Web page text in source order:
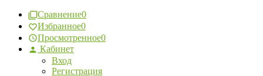
Сравнение0
Избранное0
Просмотренное0
Кабинет
Вход
Регистрация